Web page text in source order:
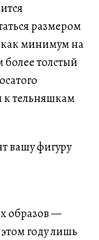
размером
как минимум на
более толстый
к тельняшкам
образов —
году лишь